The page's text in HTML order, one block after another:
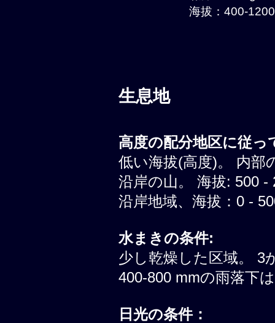
海拔：400-
生息地
高度の配分地区に従っ
低い海拔(高度)。 内部
沿岸の山。 海拔: 500 -
沿岸地域、海拔：0 -
水まきの条件:
少し乾燥した区域。 3
400-800 mmの雨落下
日光の条件：